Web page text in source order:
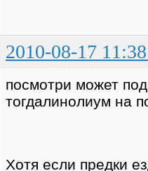
2010-08-17
посмотри может
тогдалинолиум на
Хотя если предки